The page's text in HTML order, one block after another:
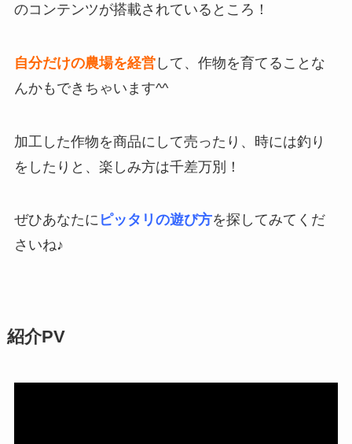
のコンテンツが搭載されているところ！
自分だけの農場を経営して、作物を育てることな
んかもできちゃいます^^
加工した作物を商品にして売ったり、時には釣り
をしたりと、楽しみ方は千差万別！
ぜひあなたに ピッタリの遊び方を探してみてくだ
さいね♪
紹介PV